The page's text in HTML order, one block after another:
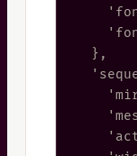
  },